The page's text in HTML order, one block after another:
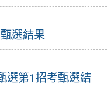
選結果
選第1招考甄選結